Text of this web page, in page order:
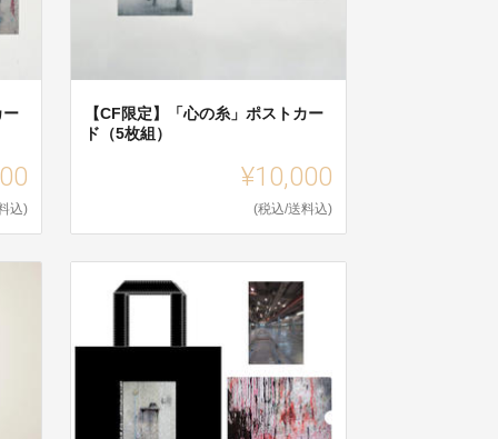
ー
込)
【CF限定】「心の糸」ポストカー
ド（5枚組）
¥10,000
(税込/送料込)